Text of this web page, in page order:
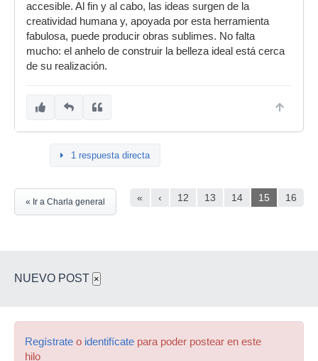
accesible. Al fin y al cabo, las ideas surgen de la
creatividad humana y, apoyada por esta herramienta
fabulosa, puede producir obras sublimes. No falta
mucho: el anhelo de construir la belleza ideal está cerca
de su realización.
1 respuesta directa
« ‹ 12 13 14 15 16
« Ir a Charla general
NUEVO POST ×
Regístrate o identifícate para poder postear en este
hilo